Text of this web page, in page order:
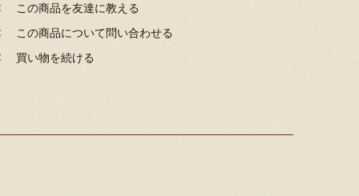
この商品を友達に教える
この商品について問い合わせる
買い物を続ける